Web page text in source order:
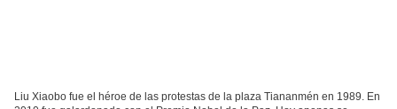
Liu Xiaobo fue el héroe de las protestas de la plaza Tiananmén en 1989. En